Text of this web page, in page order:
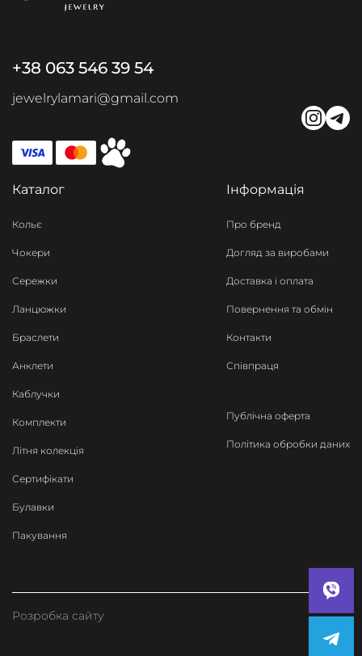
+38 063 546 39 54
jewelrylamari@gmail.com
Каталог
Кольє
Чокери
Сережки
Ланцюжки
Браслети
Анклети
Каблучки
Комплекти
Літня колекція
Сертифікати
Булавки
Пакування
Інформація
Про бренд
Догляд за виробами
Доставка і оплата
Повернення та обмін
Контакти
Співпраця
Публічна оферта
Політика обробки даних
Розробка сайту